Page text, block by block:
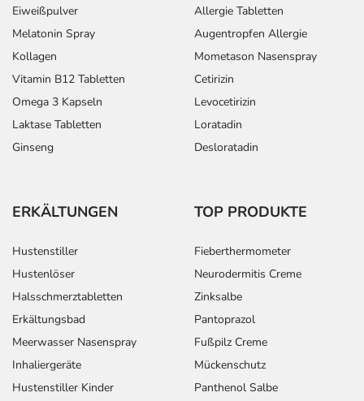
Eiweißpulver
Melatonin Spray
Kollagen
Vitamin B12 Tabletten
Omega 3 Kapseln
Laktase Tabletten
Ginseng
Allergie Tabletten
Augentropfen Allergie
Mometason Nasenspray
Cetirizin
Levocetirizin
Loratadin
Desloratadin
ERKÄLTUNGEN
Hustenstiller
Hustenlöser
Halsschmerztabletten
Erkältungsbad
Meerwasser Nasenspray
Inhaliergeräte
Hustenstiller Kinder
TOP PRODUKTE
Fieberthermometer
Neurodermitis Creme
Zinksalbe
Pantoprazol
Fußpilz Creme
Mückenschutz
Panthenol Salbe